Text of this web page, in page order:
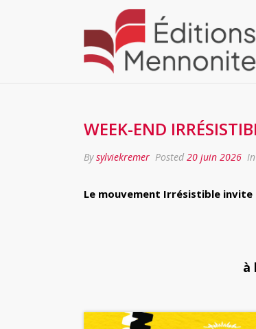
WEEK-END
Bysylviekremer Posted 20 juin 2026 In
Le mouvement Irrésistible invite
à